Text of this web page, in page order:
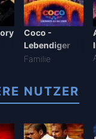
Coco -
Lebendiger
als das Leben!
Familie
NUTZER